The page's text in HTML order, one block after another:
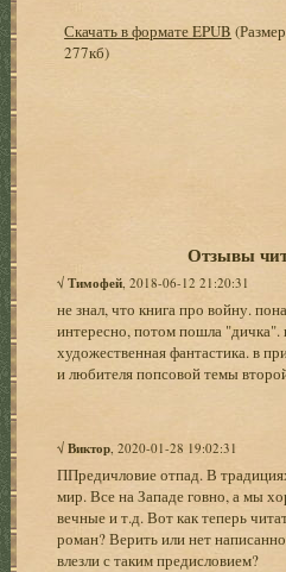
Скачать в формате EPUB
277кб)
Отзывы
√Тимофей , 2018-06-12 21:20:31
не знал, что книга про войну.
интересно, потом пошла "дичка".
художественная фантастика. в
и любителя попсовой темы
√Виктор , 2020-01-28 19:02:31
ППредичловие отпад. В
мир. Все на Западе говно, а мы
вечные и т.д. Вот как теперь
роман? Верить или нет
влезли с таким предисловием?